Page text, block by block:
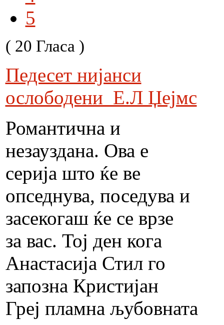
5
( 20 Гласа )
Педесет нијанси
ослободени Е.Л Џејмс
Романтична и
незауздана. Ова е
серија што ќе ве
опседнува, поседува и
засекогаш ќе се врзе
за вас. Тој ден кога
Анастасија Стил го
запозна Кристијан
Греј пламна љубовната